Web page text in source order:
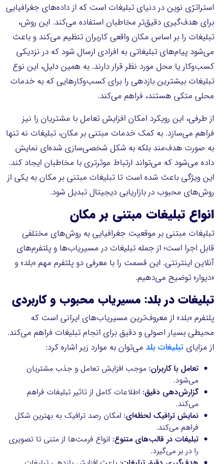
استراتژی نوین در دنیای تبلیغات است که از داده‌های جغرافیایی
برای هدف‌گیری دقیق‌تر مخاطبان استفاده می‌کند. این روش،
تبلیغات را بر اساس مکان واقعی کاربران تنظیم می‌کند و باعث
می‌شود پیام‌های تبلیغاتی به افرادی ارسال شود که در نزدیکی
کسب‌وکار یا محل مورد نظر قرار دارند. به همین دلیل، این نوع
تبلیغات بیشترین بازدهی را برای کسب‌وکارهایی که به خدمات
محلی متکی هستند، فراهم می‌کند.
از طرفی، این رویکرد امکان افزایش تعامل با مشتریان را نیز
فراهم می‌سازد. به کمک خدمات مبتنی بر مکان، تبلیغات نه تنها
به صورت هدف‌مند بلکه به شکل شخصی‌سازی شده‌ای نمایش
داده می‌شود که می‌تواند ارتباط موثرتری با مخاطبان ایجاد کند.
این ویژگی باعث شده است تا تبلیغات مبتنی بر مکان به یکی از
روش‌های محبوب در بازاریابی دیجیتال تبدیل شود.
انواع تبلیغات مبتنی بر مکان
تبلیغات مبتنی بر موقعیت جغرافیایی به روش‌های مختلفی
قابل اجرا است؛ از جمله تبلیغات در مسیریاب‌ها و پلتفرم‌های
آنلاین اینترنتی. این قسمت را با معرفی دو پلتفرم مهم «بلد» و
«دیوار» توضیح می‌دهیم.
تبلیغات در بلد: مسیریاب محبوب و کاربردی
پلتفرم «بلد» از معروف‌ترین مسیریاب‌های ایرانی است که
محیطی بسیار اصولی و دقیق برای انجام تبلیغات فراهم می‌کند.
از مزایای تبلیغات بلد می‌توان به موارد زیر اشاره کرد:
تعامل با کاربران: موجب افزایش تعامل و جذب مشتریان
می‌شود.
گزارش‌دهی دقیق: اطلاعات کامل از تاثیر تبلیغات فراهم
می‌کند.
نمایش ترافیک لحظه‌ای: امکان رصد ترافیک به بهترین شکل
فراهم می‌کند.
تبلیغات در قالب‌های متنوع: انواع فرمت‌ها از متنی تا تصویری
را در بر می‌گیرد.